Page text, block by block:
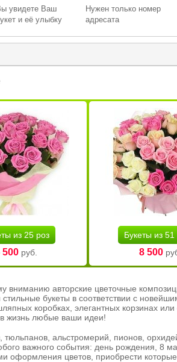
увидете Ваш
и её улыбку
Нужен только номер
адресата
из 25 роз
500 руб.
Букеты из
8 500
вниманию авторские цветочные
букеты в соответствии с
шляпных коробках, элегантных корзинах
в жизнь любые ваши идеи!
тюльпанов, альстромерий, пионов,
важного события: день рождения, 8
оформления цветов, приобрести